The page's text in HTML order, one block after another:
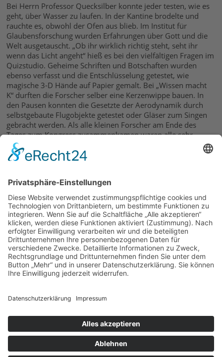
Bei Herrn Professor Quecksilber konnte jeder testen, wie es
geht, über Wasser zu laufen. In der Kantine brodelte und
rauchte es, obwohl der Ofen aus blieb. Im Institut für
Glaubensforschung wurden Erfahrungen über Gott und die
Welt ausgetauscht. „Ob ihr wirklich richtig steht, seht ihr
wenn das Licht angeht“ hieß es bei den vielfältigen Fragen im
Quizstudio. Geheime Schriften und Botschaften wurden
ebenso verfasst und die Entschlüsselung getestet, wie
magische 3-D Hände auf Papier gemalt. Bei „Wissen macht
K“ durften die Forscher selber eine Kerzenwippe bauen. In
den Pausen konnten die Gesetzte der Aerodynamik durch
selbstgebaute Flugobjekte getestet oder Gläser zum Singen
gebracht werden. Als alle kleinen Forscher am Ende des
Tages zum Kongress zusammenkamen waren alle sehr
angetan. Die Leiter der einzelnen Forschungseinrichtungen
hatten all ihr Wissen vereint und brachten die jungen
Nachwuchsforscher noch einmal so richtig zum Staunen.
Positives und hätten am liebsten noch mehr Einblick in den
einzelnen Bereichen gewünscht.
19.06.2018
zurück
© 2026 | Kolpingjugend Diözesanverband Augsburg